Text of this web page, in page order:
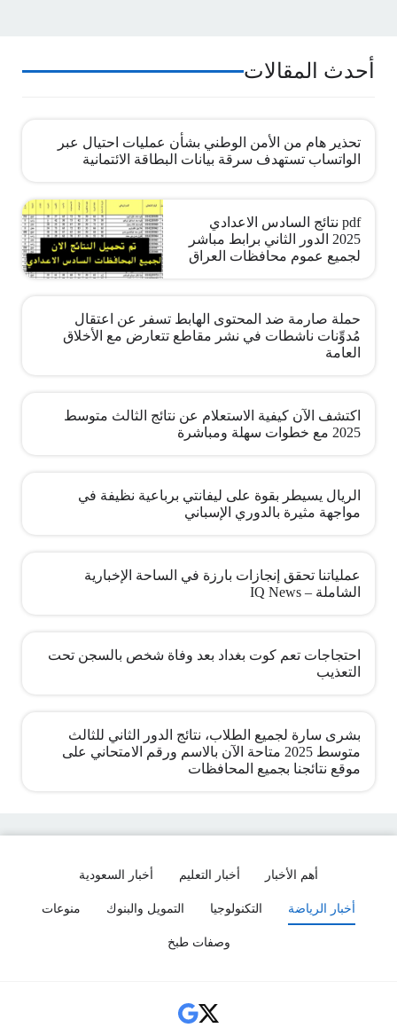
أحدث المقالات
تحذير هام من الأمن الوطني بشأن عمليات احتيال عبر
الواتساب تستهدف سرقة بيانات البطاقة الائتمانية
pdf نتائج السادس الاعدادي
2025 الدور الثاني برابط مباشر
لجميع عموم محافظات العراق
حملة صارمة ضد المحتوى الهابط تسفر عن اعتقال
مُدوِّنات ناشطات في نشر مقاطع تتعارض مع الأخلاق
العامة
اكتشف الآن كيفية الاستعلام عن نتائج الثالث متوسط
2025 مع خطوات سهلة ومباشرة
الريال يسيطر بقوة على ليفانتي برباعية نظيفة في
مواجهة مثيرة بالدوري الإسباني
عملياتنا تحقق إنجازات بارزة في الساحة الإخبارية
الشاملة – IQ News
احتجاجات تعم كوت بغداد بعد وفاة شخص بالسجن تحت
التعذيب
بشرى سارة لجميع الطلاب، نتائج الدور الثاني للثالث
متوسط 2025 متاحة الآن بالاسم ورقم الامتحاني على
موقع نتائجنا بجميع المحافظات
أهم الأخبار أخبار التعليم أخبار السعودية
أخبار الرياضة التكنولوجيا التمويل والبنوك منوعات
وصفات طبخ
Social Links